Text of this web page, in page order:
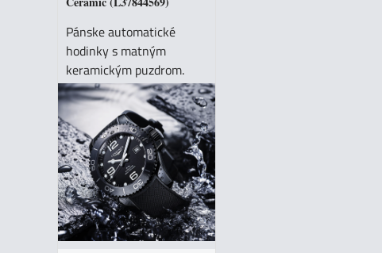
Pánske automatické
hodinky s matným
keramickým puzdrom.